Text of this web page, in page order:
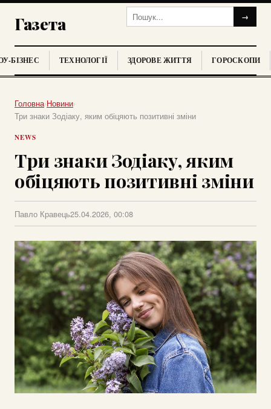
Газета →
БІЗНЕС ТЕХНОЛОГІЇ ЗДОРОВЕ ЖИТТЯ ГОРОСКОПИ
Головна›Новини›
Три знаки Зодіаку, яким обіцяють позитивні зміни
NEWS
Три знаки Зодіаку, яким
обіцяють позитивні зміни
Павло Кравець25.04.2026, 00:08